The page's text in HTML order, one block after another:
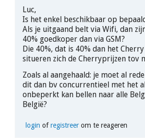
Luc,
Is het enkel beschikbaar op
Als je uitgaand belt via Wifi, dan
40% goedkoper dan via GSM?
Die 40%, dat is 40% dan het
situeren zich de Cherryprijzen tov
Zoals al aangehaald: je moet al
dit dan bv concurrentieel met het
onbeperkt kan bellen naar alle
België?
login ofregistreerom te reageren